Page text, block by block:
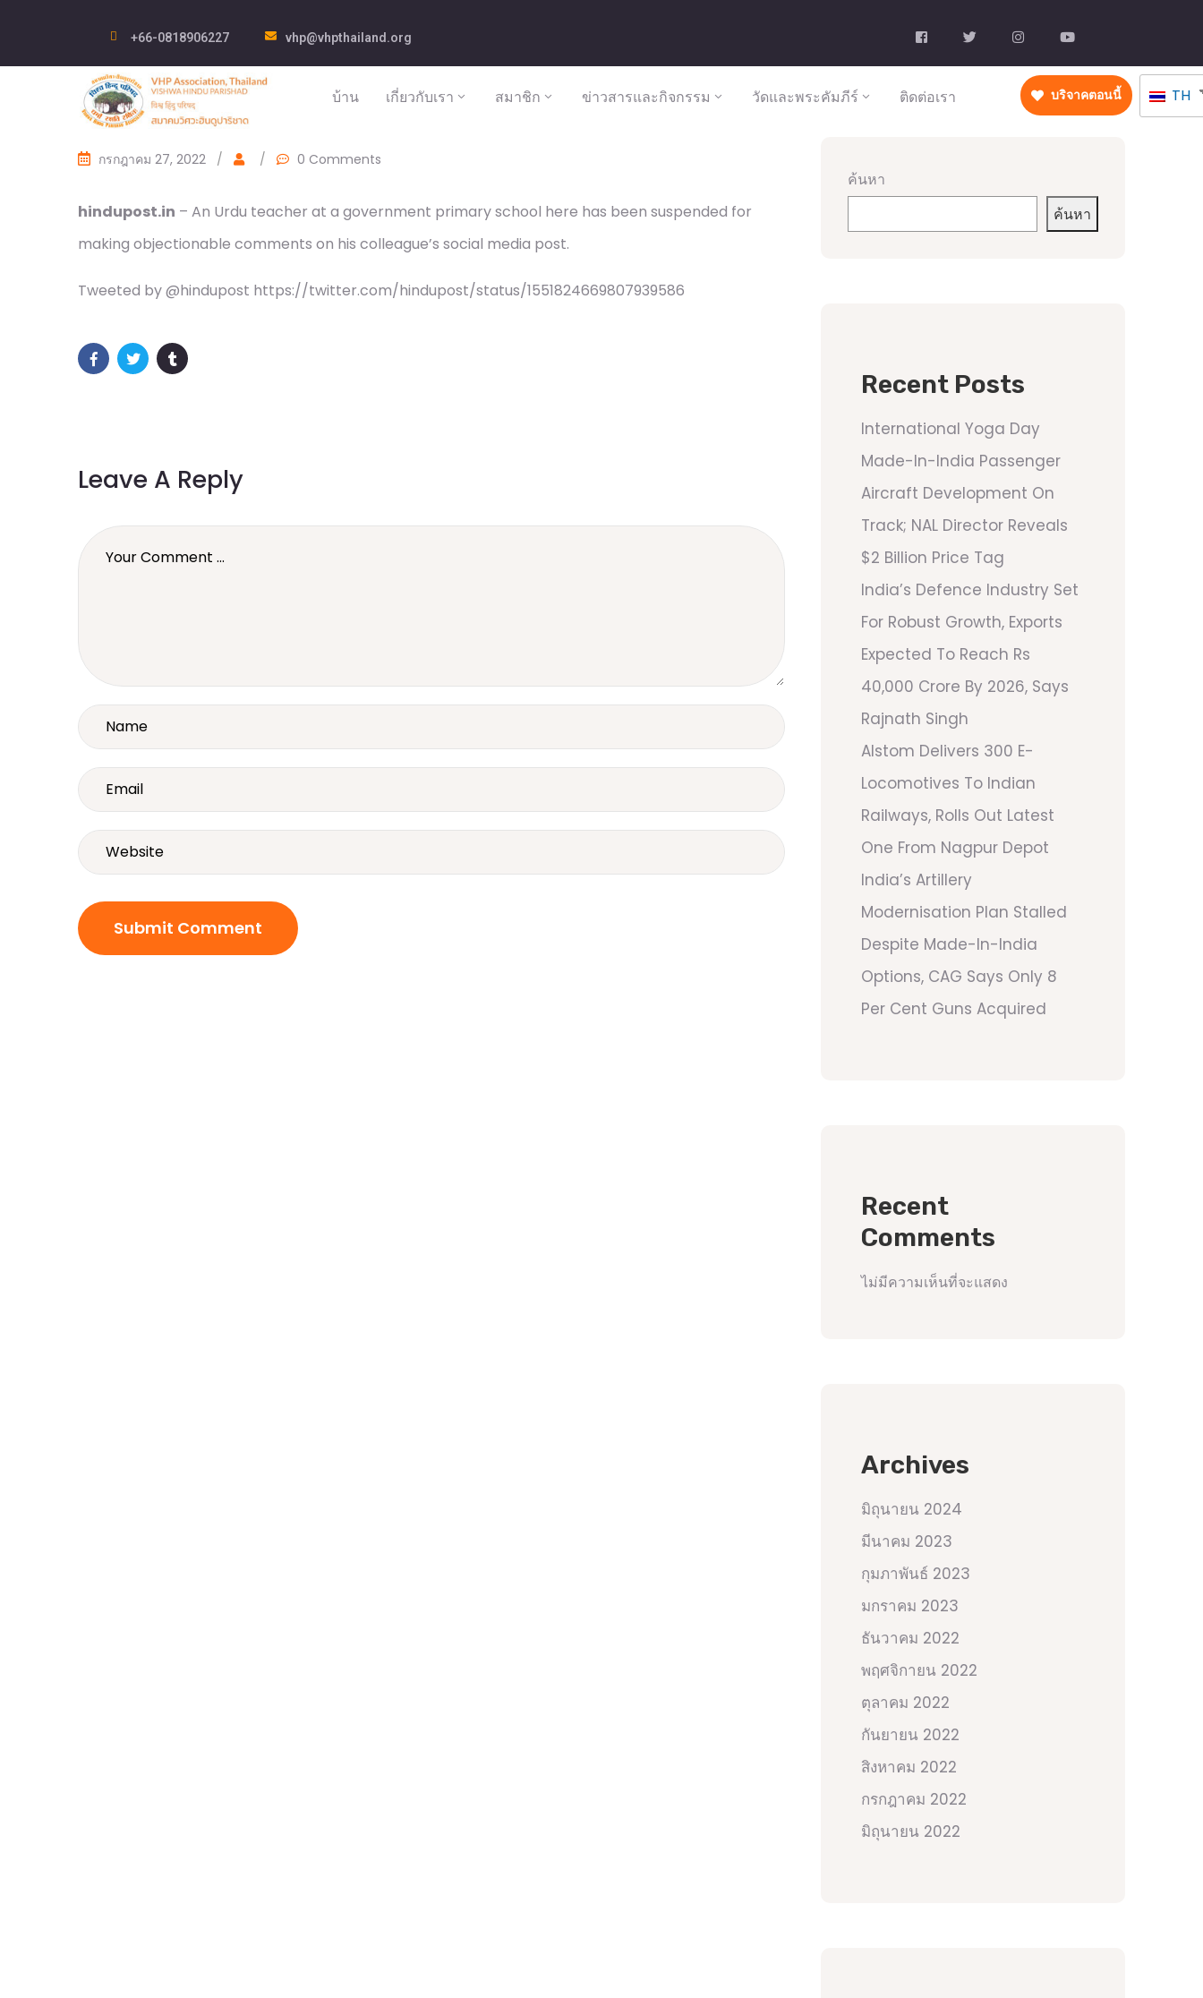
+66-0818906227 vhp@vhpthailand.org
บ้าน เกี่ยวกับเรา สมาชิก ข่าวสารและกิจกรรม วัดและพระคัมภีร์ ติดต่อเรา บริจาคตอนนี้ TH
กรกฎาคม 27, 2022 / / 0 Comments
hindupost.in – An Urdu teacher at a government primary school here has been suspended for
making objectionable comments on his colleague’s social media post.
Tweeted by @hindupost https://twitter.com/hindupost/status/1551824669807939586
Leave A Reply
ค้นหา
ค้นหา
Recent Posts
International Yoga Day
Made-In-India Passenger
Aircraft Development On
Track; NAL Director Reveals
$2 Billion Price Tag
India’s Defence Industry Set
For Robust Growth, Exports
Expected To Reach Rs
40,000 Crore By 2026, Says
Rajnath Singh
Alstom Delivers 300 E-
Locomotives To Indian
Railways, Rolls Out Latest
One From Nagpur Depot
India’s Artillery
Modernisation Plan Stalled
Despite Made-In-India
Options, CAG Says Only 8
Per Cent Guns Acquired
Recent
Comments
ไม่มีความเห็นที่จะแสดง
Archives
มิถุนายน 2024
มีนาคม 2023
กุมภาพันธ์ 2023
มกราคม 2023
ธันวาคม 2022
พฤศจิกายน 2022
ตุลาคม 2022
กันยายน 2022
สิงหาคม 2022
กรกฎาคม 2022
มิถุนายน 2022